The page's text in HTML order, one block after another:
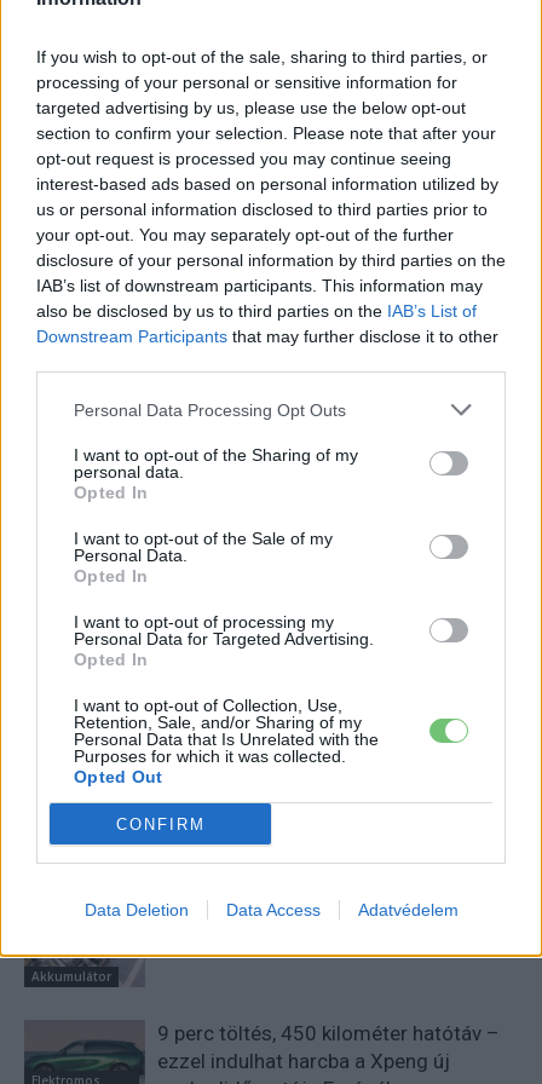
If you wish to opt-out of the sale, sharing to third parties, or
processing of your personal or sensitive information for
targeted advertising by us, please use the below opt-out
section to confirm your selection. Please note that after your
opt-out request is processed you may continue seeing
interest-based ads based on personal information utilized by
us or personal information disclosed to third parties prior to
your opt-out. You may separately opt-out of the further
disclosure of your personal information by third parties on the
IAB’s list of downstream participants. This information may
also be disclosed by us to third parties on the IAB’s List of
Downstream Participants that may further disclose it to other
Personal Data Processing Opt Outs
I want to opt-out of the Sharing of my
personal data.
Opted In
I want to opt-out of the Sale of my
Personal Data.
Opted In
I want to opt-out of processing my
Personal Data for Targeted Advertising.
Opted In
I want to opt-out of Collection, Use,
Retention, Sale, and/or Sharing of my
Personal Data that Is Unrelated with the
Purposes for which it was collected.
Opted Out
CONFIRM
Data Deletion Data Access Adatvédelem
Kövesd az e-cars.hu-t a Facebookon is, további
tartalmakért!
›
CÍMKÉK Elektromso autó Európa terjeszkedés XPENG
Gulyas Zsolt
KAPCSOLÓDÓ CIKKEK TÖBB A SZERZŐTŐL
Akkumulátor
25 százalékkal sűrűbb energiát rejt az
európai szilárdtest-akkumulátor
Akkumulátor
150 milliárd eurót bukhat Európa, ha
Elektromos
9 perc töltés, 450 kilométer hatótáv –
ezzel indulhat harcba a Xpeng új